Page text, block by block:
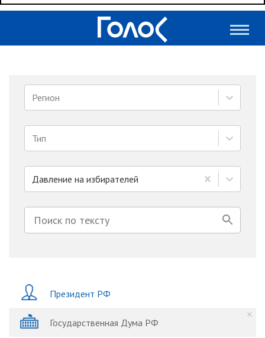
Регион
Тип
Давление на избирателей
Президент РФ
Государственная Дума РФ